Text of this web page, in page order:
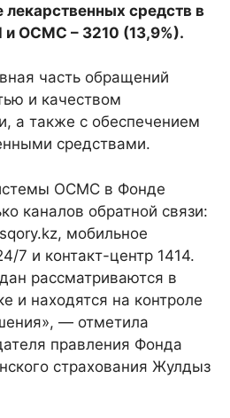
лекарственных средств в
ОСМС – 3210 (13,9%).
часть обращений
и качеством
а также с обеспечением
средствами.
ОСМС в Фонде
каналов обратной связи:
мобильное
7 и контакт-центр 1414.
рассматриваются в
и находятся на контроле
— отметила
правления Фонда
страхования Жулдыз